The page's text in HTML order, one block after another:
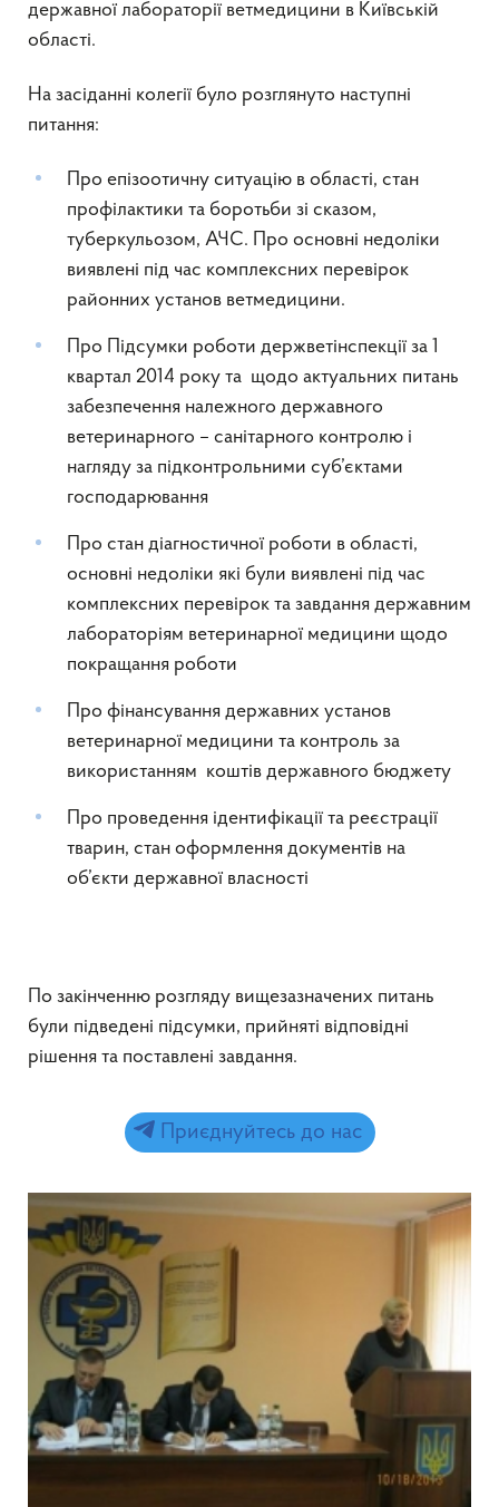
державної лабораторії ветмедицини в Київській
області.
На засіданні колегії було розглянуто наступні
питання:
Про епізоотичну ситуацію в області, стан
профілактики та боротьби зі сказом,
туберкульозом, АЧС. Про основні недоліки
виявлені під час комплексних перевірок
районних установ ветмедицини.
Про Підсумки роботи держветінспекції за 1
квартал 2014 року та щодо актуальних питань
забезпечення належного державного
ветеринарного – санітарного контролю і
нагляду за підконтрольними суб’єктами
господарювання
Про стан діагностичної роботи в області,
основні недоліки які були виявлені під час
комплексних перевірок та завдання державним
лабораторіям ветеринарної медицини щодо
покращання роботи
Про фінансування державних установ
ветеринарної медицини та контроль за
використанням коштів державного бюджету
Про проведення ідентифікації та реєстрації
тварин, стан оформлення документів на
об’єкти державної власності
По закінченню розгляду вищезазначених питань
були підведені підсумки, прийняті відповідні
рішення та поставлені завдання.
Приєднуйтесь до нас